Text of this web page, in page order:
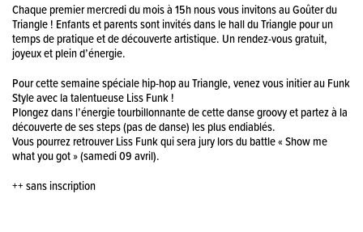
Chaque premier mercredi du mois à 15h nous vous invitons au Goûter du
Triangle ! Enfants et parents sont invités dans le hall du Triangle pour un
temps de pratique et de découverte artistique. Un rendez-vous gratuit,
joyeux et plein d’énergie.
Pour cette semaine spéciale hip-hop au Triangle, venez vous initier au Funk
Style avec la talentueuse Liss Funk !
Plongez dans l’énergie tourbillonnante de cette danse groovy et partez à la
découverte de ses steps (pas de danse) les plus endiablés.
Vous pourrez retrouver Liss Funk qui sera jury lors du battle « Show me
what you got » (samedi 09 avril).
++ sans inscription